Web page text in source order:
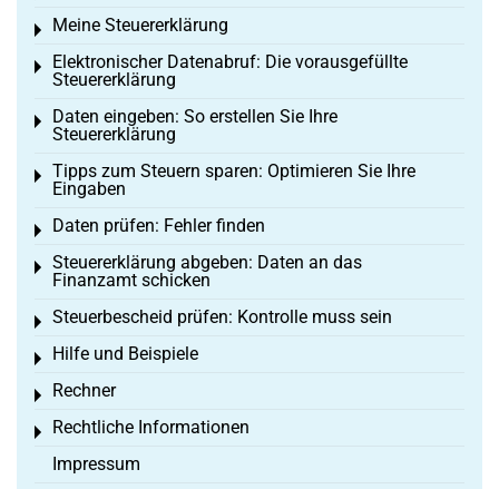
Meine Steuererklärung
Toggle menu
Elektronischer Datenabruf: Die vorausgefüllte
Steuererklärung
Toggle menu
Daten eingeben: So erstellen Sie Ihre
Steuererklärung
Toggle menu
Tipps zum Steuern sparen: Optimieren Sie Ihre
Eingaben
Toggle menu
Daten prüfen: Fehler finden
Toggle menu
Steuererklärung abgeben: Daten an das
Finanzamt schicken
Toggle menu
Steuerbescheid prüfen: Kontrolle muss sein
Toggle menu
Hilfe und Beispiele
Toggle menu
Rechner
Toggle menu
Rechtliche Informationen
Toggle menu
Impressum